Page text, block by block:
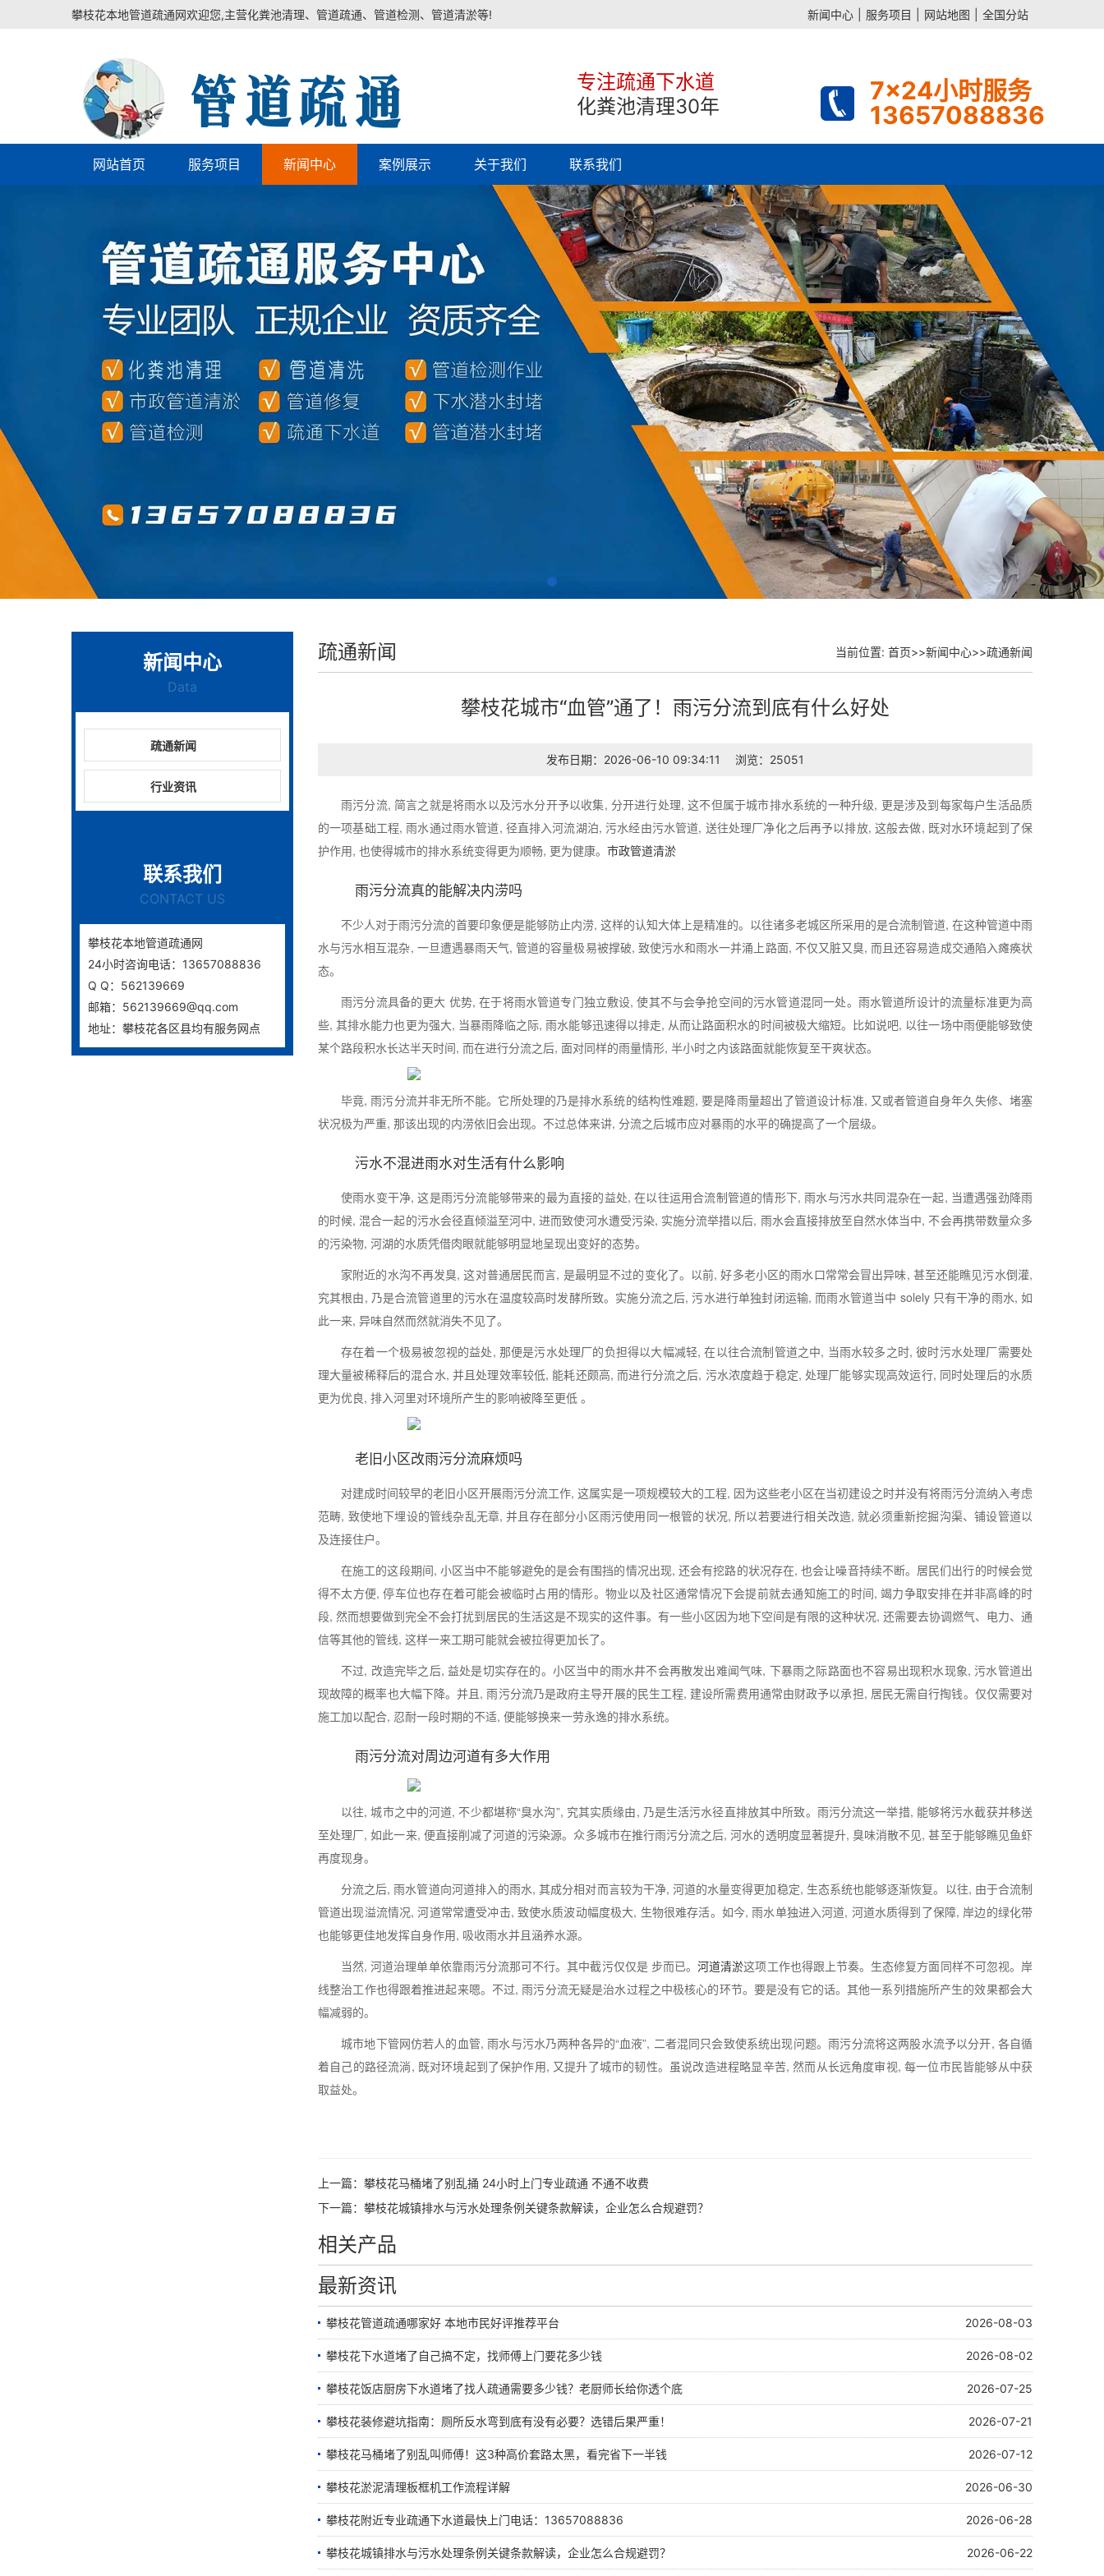
攀枝花本地管道疏通网欢迎您,主营化粪池清理、管道疏通、管道检测、管道清淤等! 新闻中心 服务项目 网站地图 全国分站
专注疏通下水道
化粪池清理30年
7x24小时服务
13657088836
网站首页 服务项目 新闻中心 案例展示 关于我们 联系我们
新闻中心
Data
疏通新闻
行业资讯
联系我们
CONTACT US
攀枝花本地管道疏通网
24小时咨询电话：13657088836
Q Q：562139669
邮箱：562139669@qq.com
地址：攀枝花各区县均有服务网点
疏通新闻 当前位置: 首页>>新闻中心>>疏通新闻
攀枝花城市“血管”通了！雨污分流到底有什么好处
发布日期：2026-06-10 09:34:11 浏览：25051
雨污分流, 简言之就是将雨水以及污水分开予以收集, 分开进行处理, 这不但属于城市排水系统的一种升级, 更是涉及到每家每户生活品质
的一项基础工程, 雨水通过雨水管道, 径直排入河流湖泊, 污水经由污水管道, 送往处理厂净化之后再予以排放, 这般去做, 既对水环境起到了保
护作用, 也使得城市的排水系统变得更为顺畅, 更为健康。 市政管道清淤
雨污分流真的能解决内涝吗
不少人对于雨污分流的首要印象便是能够防止内涝, 这样的认知大体上是精准的。以往诸多老城区所采用的是合流制管道, 在这种管道中雨
水与污水相互混杂, 一旦遭遇暴雨天气, 管道的容量极易被撑破, 致使污水和雨水一并涌上路面, 不仅又脏又臭, 而且还容易造成交通陷入瘫痪状
态。
雨污分流具备的更大 优势, 在于将雨水管道专门独立敷设, 使其不与会争抢空间的污水管道混同一处。雨水管道所设计的流量标准更为高
些, 其排水能力也更为强大, 当暴雨降临之际, 雨水能够迅速得以排走, 从而让路面积水的时间被极大缩短。比如说吧, 以往一场中雨便能够致使
某个路段积水长达半天时间, 而在进行分流之后, 面对同样的雨量情形, 半小时之内该路面就能恢复至干爽状态。
毕竟, 雨污分流并非无所不能。它所处理的乃是排水系统的结构性难题, 要是降雨量超出了管道设计标准, 又或者管道自身年久失修、堵塞
状况极为严重, 那该出现的内涝依旧会出现。不过总体来讲, 分流之后城市应对暴雨的水平的确提高了一个层级。
污水不混进雨水对生活有什么影响
使雨水变干净, 这是雨污分流能够带来的最为直接的益处, 在以往运用合流制管道的情形下, 雨水与污水共同混杂在一起, 当遭遇强劲降雨
的时候, 混合一起的污水会径直倾溢至河中, 进而致使河水遭受污染, 实施分流举措以后, 雨水会直接排放至自然水体当中, 不会再携带数量众多
的污染物, 河湖的水质凭借肉眼就能够明显地呈现出变好的态势。
家附近的水沟不再发臭, 这对普通居民而言, 是最明显不过的变化了。以前, 好多老小区的雨水口常常会冒出异味, 甚至还能瞧见污水倒灌,
究其根由, 乃是合流管道里的污水在温度较高时发酵所致。实施分流之后, 污水进行单独封闭运输, 而雨水管道当中 solely 只有干净的雨水, 如
此一来, 异味自然而然就消失不见了。
存在着一个极易被忽视的益处, 那便是污水处理厂的负担得以大幅减轻, 在以往合流制管道之中, 当雨水较多之时, 彼时污水处理厂需要处
理大量被稀释后的混合水, 并且处理效率较低, 能耗还颇高, 而进行分流之后, 污水浓度趋于稳定, 处理厂能够实现高效运行, 同时处理后的水质
更为优良, 排入河里对环境所产生的影响被降至更低 。
老旧小区改雨污分流麻烦吗
对建成时间较早的老旧小区开展雨污分流工作, 这属实是一项规模较大的工程, 因为这些老小区在当初建设之时并没有将雨污分流纳入考虑
范畴, 致使地下埋设的管线杂乱无章, 并且存在部分小区雨污使用同一根管的状况, 所以若要进行相关改造, 就必须重新挖掘沟渠、铺设管道以
及连接住户。
在施工的这段期间, 小区当中不能够避免的是会有围挡的情况出现, 还会有挖路的状况存在, 也会让噪音持续不断。居民们出行的时候会觉
得不太方便, 停车位也存在着可能会被临时占用的情形。物业以及社区通常情况下会提前就去通知施工的时间, 竭力争取安排在并非高峰的时
段, 然而想要做到完全不会打扰到居民的生活这是不现实的这件事。有一些小区因为地下空间是有限的这种状况, 还需要去协调燃气、电力、通
信等其他的管线, 这样一来工期可能就会被拉得更加长了。
不过, 改造完毕之后, 益处是切实存在的。小区当中的雨水井不会再散发出难闻气味, 下暴雨之际路面也不容易出现积水现象, 污水管道出
现故障的概率也大幅下降。并且, 雨污分流乃是政府主导开展的民生工程, 建设所需费用通常由财政予以承担, 居民无需自行掏钱。仅仅需要对
施工加以配合, 忍耐一段时期的不适, 便能够换来一劳永逸的排水系统。
雨污分流对周边河道有多大作用
以往, 城市之中的河道, 不少都堪称“臭水沟”, 究其实质缘由, 乃是生活污水径直排放其中所致。雨污分流这一举措, 能够将污水截获并移送
至处理厂, 如此一来, 便直接削减了河道的污染源。众多城市在推行雨污分流之后, 河水的透明度显著提升, 臭味消散不见, 甚至于能够瞧见鱼虾
再度现身。
分流之后, 雨水管道向河道排入的雨水, 其成分相对而言较为干净, 河道的水量变得更加稳定, 生态系统也能够逐渐恢复。以往, 由于合流制
管道出现溢流情况, 河道常常遭受冲击, 致使水质波动幅度极大, 生物很难存活。如今, 雨水单独进入河道, 河道水质得到了保障, 岸边的绿化带
也能够更佳地发挥自身作用, 吸收雨水并且涵养水源。
当然, 河道治理单单依靠雨污分流那可不行。其中截污仅仅是 步而已。河道清淤这项工作也得跟上节奏。生态修复方面同样不可忽视。岸
线整治工作也得跟着推进起来嗯。不过, 雨污分流无疑是治水过程之中极核心的环节。要是没有它的话。其他一系列措施所产生的效果都会大
幅减弱的。
城市地下管网仿若人的血管, 雨水与污水乃两种各异的“血液”, 二者混同只会致使系统出现问题。雨污分流将这两股水流予以分开, 各自循
着自己的路径流淌, 既对环境起到了保护作用, 又提升了城市的韧性。虽说改造进程略显辛苦, 然而从长远角度审视, 每一位市民皆能够从中获
取益处。
上一篇： 攀枝花马桶堵了别乱捅 24小时上门专业疏通 不通不收费
下一篇： 攀枝花城镇排水与污水处理条例关键条款解读，企业怎么合规避罚？
相关产品
最新资讯
攀枝花管道疏通哪家好 本地市民好评推荐平台 2026-08-03
攀枝花下水道堵了自己搞不定，找师傅上门要花多少钱 2026-08-02
攀枝花饭店厨房下水道堵了找人疏通需要多少钱？老厨师长给你透个底 2026-07-25
攀枝花装修避坑指南：厕所反水弯到底有没有必要？选错后果严重！ 2026-07-21
攀枝花马桶堵了别乱叫师傅！这3种高价套路太黑，看完省下一半钱 2026-07-12
攀枝花淤泥清理板框机工作流程详解 2026-06-30
攀枝花附近专业疏通下水道最快上门电话：13657088836 2026-06-28
攀枝花城镇排水与污水处理条例关键条款解读，企业怎么合规避罚？ 2026-06-22